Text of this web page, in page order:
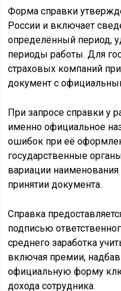
Форма справки
России и включает
определённый период,
периоды работы. Для
страховых компаний
документ с
При запросе справки у
именно официальное
ошибок при её
государственные
вариации наименования
принятии документа.
Справка
подписью
среднего заработка
включая премии,
официальную форму
дохода сотрудника.